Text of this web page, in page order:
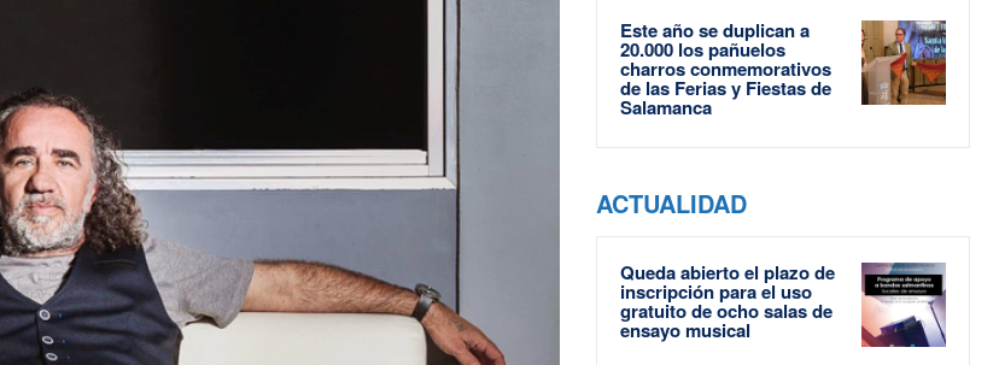
Este año se duplican a
20.000 los pañuelos
charros conmemorativos
de las Ferias y Fiestas de
Salamanca
ACTUALIDAD
Queda abierto el plazo de
inscripción para el uso
gratuito de ocho salas de
ensayo musical